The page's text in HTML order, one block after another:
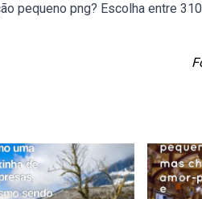
pequeno png? Escolha entre